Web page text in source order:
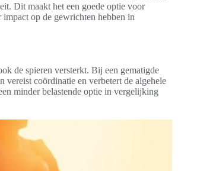
Dit maakt het een goede optie voor
op de gewrichten hebben in
de spieren versterkt. Bij een gematigde
vereist coördinatie en verbetert de algehele
minder belastende optie in vergelijking